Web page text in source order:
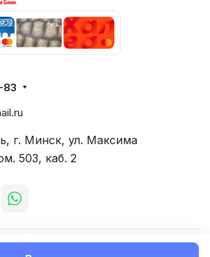
83
г. Минск, ул. Максима
503, каб. 2